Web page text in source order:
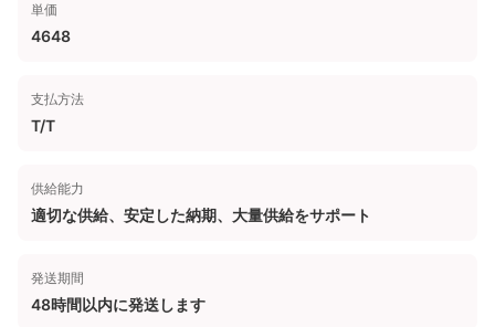
単価
4648
支払方法
T/T
供給能力
適切な供給、安定した納期、大量供給をサポート
発送期間
48時間以内に発送します